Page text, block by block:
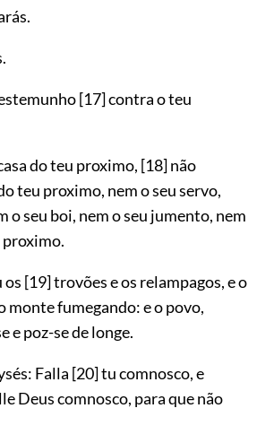
[17]contra o teu
do teu proximo, [18]não
teu proximo, nem o seu servo,
o seu boi, nem o seu jumento, nem
proximo.
os [19]trovões e os relampagos, e o
monte fumegando: e o povo,
e poz-se de longe.
Falla [20]tu comnosco, e
Deus comnosco, para que não